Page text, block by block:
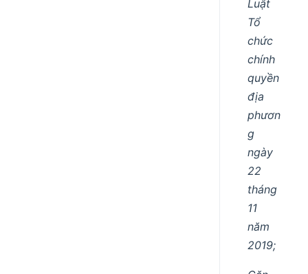
Luật
Tổ
chức
chính
quyền
địa
phươn
g
ngày
22
tháng
11
năm
2019;